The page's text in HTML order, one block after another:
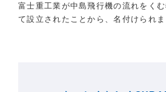
富士重工業が中島飛行機の流れをく
て設立されたことから、名付けられま